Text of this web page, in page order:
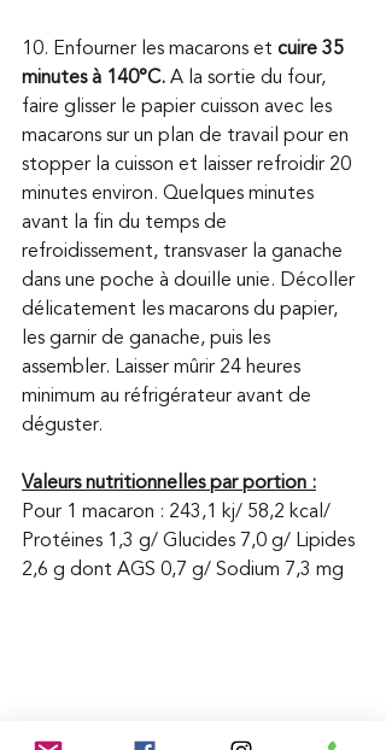
10. Enfourner les macarons et cuire 35
minutes à 140°C. A la sortie du four,
faire glisser le papier cuisson avec les
macarons sur un plan de travail pour en
stopper la cuisson et laisser refroidir 20
minutes environ. Quelques minutes
avant la fin du temps de
refroidissement, transvaser la ganache
dans une poche à douille unie. Décoller
délicatement les macarons du papier,
les garnir de ganache, puis les
assembler. Laisser mûrir 24 heures
minimum au réfrigérateur avant de
déguster.
Valeurs nutritionnelles par portion :
Pour 1 macaron : 243,1 kj/ 58,2 kcal/
Protéines 1,3 g/ Glucides 7,0 g/ Lipides
2,6 g dont AGS 0,7 g/ Sodium 7,3 mg